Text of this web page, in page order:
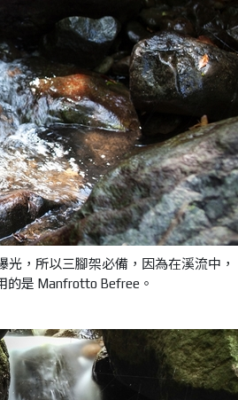
，所以三腳架必備，因為在溪流中，
的是 Manfrotto Befree。